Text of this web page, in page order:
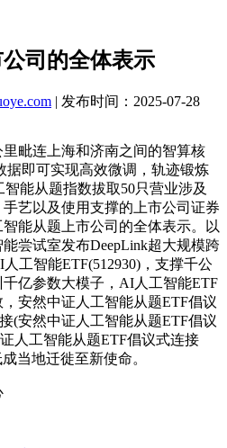
司的全体表示
| 发布时间：2025-07-28
毗连上海和济南之间的智算核
据即可实现高效微调，轨迹锻炼
能从题指数拔取50只营业涉及
艺以及使用支撑的上市公司证券
能从题上市公司的全体表示。以
尝试室发布DeepLink超大规模跨
工智能ETF(512930)，支撑千公
亿参数大模子，AI人工智能ETF
安然中证人工智能从题ETF倡议
(安然中证人工智能从题ETF倡议
人工智能从题ETF倡议式连接
当地迁徙至新使命。